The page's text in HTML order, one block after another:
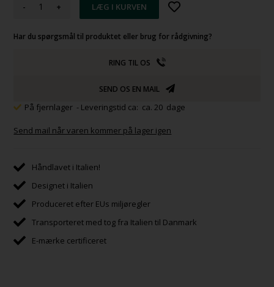
- +
Har du spørgsmål til produktet eller brug for rådgivning?
RING TIL OS
SEND OS EN MAIL
På fjernlager - Leveringstid ca: ca. 20 dage
Send mail når varen kommer på lager igen
Håndlavet i Italien!
Designet i Italien
Produceret efter EUs miljøregler
Transporteret med tog fra Italien til Danmark
E-mærke certificeret